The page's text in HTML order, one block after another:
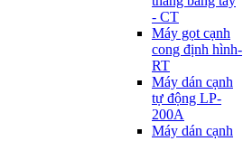
- CT
Máy gọt cạnh
cong định hình-
RT
Máy dán cạnh
tự động LP-
200A
Máy dán cạnh